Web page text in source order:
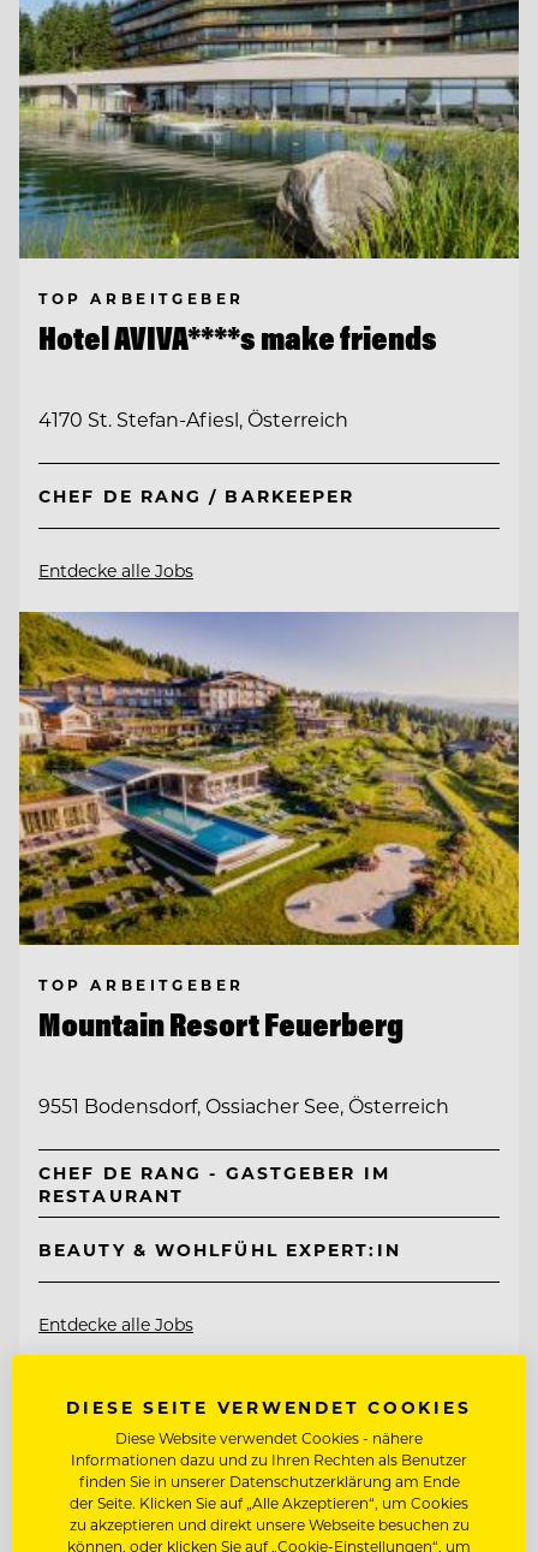
TOP ARBEITGEBER
Hotel AVIVA****s make friends
4170 St. Stefan-Afiesl, Österreich
CHEF DE RANG / BARKEEPER
Entdecke alle Jobs
TOP ARBEITGEBER
Mountain Resort Feuerberg
9551 Bodensdorf, Ossiacher See, Österreich
CHEF DE RANG - GASTGEBER IM
RESTAURANT
BEAUTY & WOHLFÜHL EXPERT:IN
Entdecke alle Jobs
DIESE SEITE VERWENDET COOKIES
Diese Website verwendet Cookies - nähere
Informationen dazu und zu Ihren Rechten als Benutzer
finden Sie in unserer Datenschutzerklärung am Ende
der Seite. Klicken Sie auf „Alle Akzeptieren“, um Cookies
zu akzeptieren und direkt unsere Webseite besuchen zu
können, oder klicken Sie auf „Cookie-Einstellungen“, um